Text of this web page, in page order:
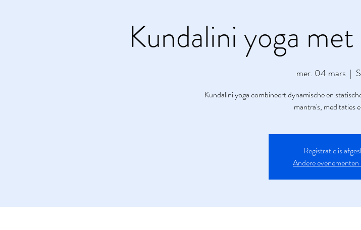
Kundalini yoga
mer. 04 mars
  |
Kundalini yoga combineert dynamische en
mantra's, meditaties
Registratie is
Andere evenementen